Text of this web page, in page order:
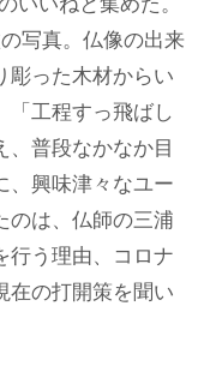
写真。仏像の出来
彫った木材からい
「工程すっ飛ばし
普段なかなか目
、興味津々なユー
のは、仏師の三浦
行う理由、コロナ
在の打開策を聞い